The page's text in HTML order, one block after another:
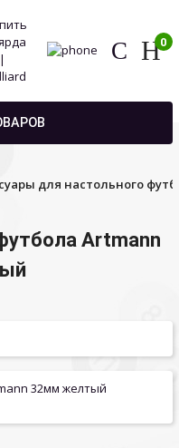
0
для настольного
Artmann